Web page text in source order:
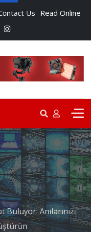
Us Read Online
Buluyor: Anılarınızı